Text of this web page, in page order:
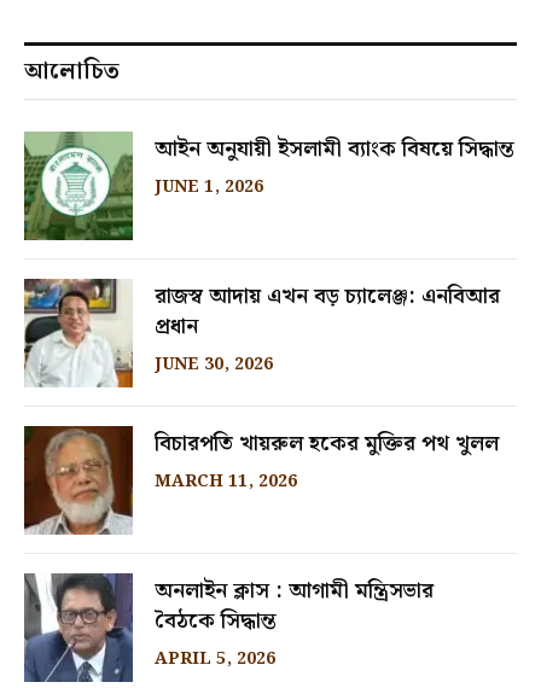
আলোচিত
আইন অনুযায়ী ইসলামী ব্যাংক বিষয়ে সিদ্ধান্ত
JUNE 1, 2026
রাজস্ব আদায় এখন বড় চ্যালেঞ্জ: এনবিআর
প্রধান
JUNE 30, 2026
বিচারপতি খায়রুল হকের মুক্তির পথ খুলল
MARCH 11, 2026
অনলাইন ক্লাস : আগামী মন্ত্রিসভার
বৈঠকে সিদ্ধান্ত
APRIL 5, 2026